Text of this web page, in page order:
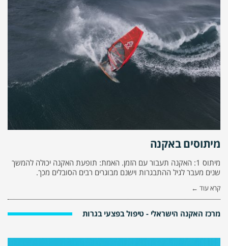
מיתוסים באקנה
מיתוס 1: האקנה תעבור עם הזמן. האמת: תופעת האקנה יכולה להמשך
שנים מעבר לגיל ההתבגרות וישנם מבוגרים רבים הסובלים מכך.
קרא עוד ←
מרכז האקנה הישראלי - טיפול בפצעי בגרות